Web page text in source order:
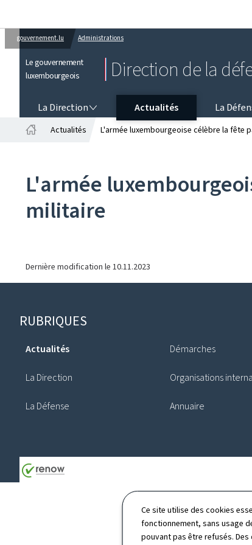
Ce site utilise des cookies
fonctionnement, sans usage
pouvant pas être refusés.
gouvernement.lu Administrations
Le gouvernement
luxembourgeois
Direction de la
La Direction Actualités La
LA DÉFENSE
Actualités L'armée luxembourgeoise célèbre la fête
L'armée
militaire
Dernière modification le 10.11.2023
Pied
de
RUBRIQUES
Actualités
La Direction
La Défense
Démarches
Organisations
Annuaire